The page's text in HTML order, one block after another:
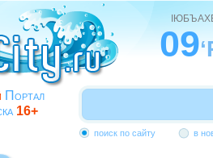
Портал
16+
09
поиск по сайту в